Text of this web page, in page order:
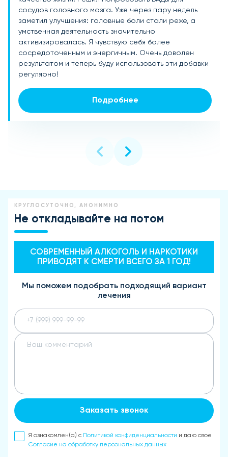
сосудов головного мозга. Уже через пару недель
заметил улучшения: головные боли стали реже, а
умственная деятельность значительно
активизировалась. Я чувствую себя более
сосредоточенным и энергичным. Очень доволен
результатом и теперь буду использовать эти добавки
регулярно!
Подробнее
головного мозга. Уже через месяц применения
улучшилось самочувствие: стало легче работать,
память восстановилась, а внимание стало более
устойчивым. Это действительно помогло, и я чувствую
себя значительно лучше!
для сосудов головного мозга, и результат не
заставил себя долго ждать. Уже через несколько
недель стало легче мыслить, память улучшилась, а
головные боли исчезли. Рекомендую всем, кто
сталкивается с подобными проблемами!
КРУГЛОСУТОЧНО, АНОНИМНО
Не откладывайте на потом
СОВРЕМЕННЫЙ АЛКОГОЛЬ И НАРКОТИКИ
ПРИВОДЯТ К СМЕРТИ ВСЕГО ЗА 1 ГОД!
Мы поможем подобрать подходящий вариант
лечения
Заказать звонок
Я ознакомлен(а) с Политикой конфиденциальности и даю свое
Согласие на обработку персональных данных